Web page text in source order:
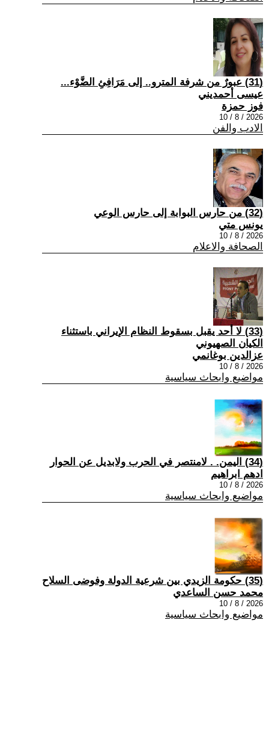
(31) عبورٌ من شرفة المترو.. إلى مَرَافِئِ الضَّوْء...
عيسى أحمديني
فوز حمزة
2026 / 8 / 10
الادب والفن
(32) من حارس البوابة إلى حارس الوعي
يونس متي
2026 / 8 / 10
الصحافة والاعلام
(33) لا أحد يقبل بسقوط النظام الإيراني باستثناء
الكيان الصهيوني
عزالدين بوغانمي
2026 / 8 / 10
مواضيع وابحاث سياسية
(34) اليمن. . لامنتصر في الحرب ولابديل عن الحوار
ادهم ابراهيم
2026 / 8 / 10
مواضيع وابحاث سياسية
(35) حكومة الزيدي بين شرعية الدولة وفوضى السلاح
محمد حسن الساعدي
2026 / 8 / 10
مواضيع وابحاث سياسية